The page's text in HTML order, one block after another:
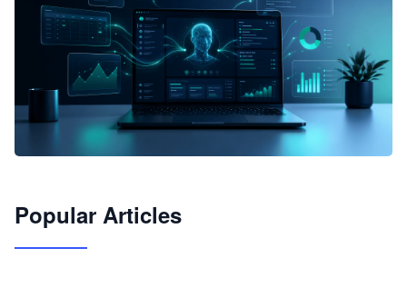
JimoClaw 桌面 AI Agent 工作台
Popular Articles